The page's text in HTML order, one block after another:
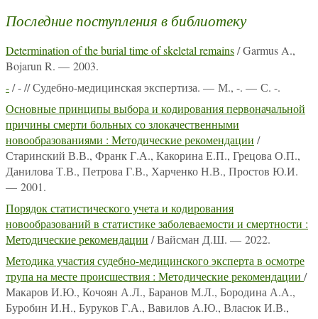
Последние поступления в библиотеку
Determination of the burial time of skeletal remains/ Garmus A.,
Bojarun R. — 2003.
-/ - // Судебно-медицинская экспертиза. — М., -. — С. -.
Основные принципы выбора и кодирования первоначальной
причины смерти больных со злокачественными
новообразованиями : Методические рекомендации /
Старинский В.В., Франк Г.А., Какорина Е.П., Грецова О.П.,
Данилова Т.В., Петрова Г.В., Харченко Н.В., Простов Ю.И.
— 2001.
Порядок статистического учета и кодирования
новообразований в статистике заболеваемости и смертности :
Методические рекомендации / Вайсман Д.Ш. — 2022.
Методика участия судебно-медицинского эксперта в осмотре
трупа на месте происшествия : Методические рекомендации /
Макаров И.Ю., Кочоян А.Л., Баранов М.Л., Бородина А.А.,
Буробин И.Н., Буруков Г.А., Вавилов А.Ю., Власюк И.В.,